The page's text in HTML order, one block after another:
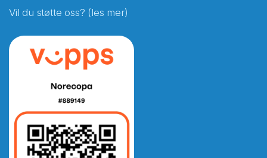
Vil du støtte oss? (les mer)